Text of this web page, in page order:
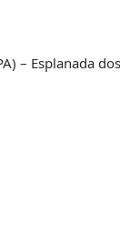
– Esplanada